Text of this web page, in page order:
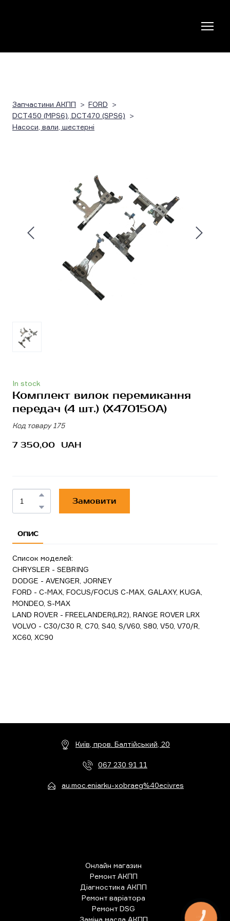
Запчастини АКПП
FORD
DCT450 (MPS6), DCT470 (SPS6)
Насоси, вали, шестерні
In stock
Комплект вилок перемикання
передач (4 шт.) (X470150A)
Код товару 175
7 350,00  UAH
Замовити
ОПИС
Список моделей:
CHRYSLER - SEBRING
DODGE - AVENGER, JORNEY
FORD - C-MAX, FOCUS/FOCUS C-MAX, GALAXY, KUGA,
MONDEO, S-MAX
LAND ROVER - FREELANDER(LR2), RANGE ROVER LRX
VOLVO - C30/C30 R, C70, S40, S/V60, S80, V50, V70/R,
XC60, XC90
Київ, пров. Балтійський, 20
067 230 91 11
au.moc.eniarku-xobraeg%40ecivres
Онлайн магазин
Ремонт АКПП
Діагностика АКПП
Ремонт варіатора
Ремонт DSG
Заміна масла АКПП
КНОПКА
ЗВ'ЯЗКУ